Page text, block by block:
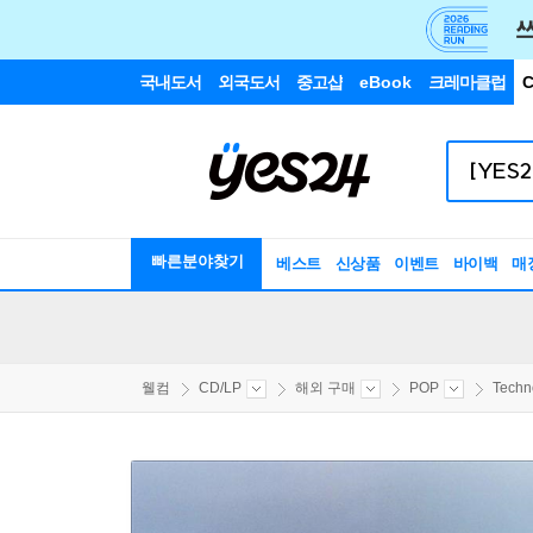
국내도서 외국도서 중고샵 eBook 크레마클럽
빠른분야찾기 베스트 신상품 이벤트 바이백 매
웰컴 CD/LP 해외 구매 POP